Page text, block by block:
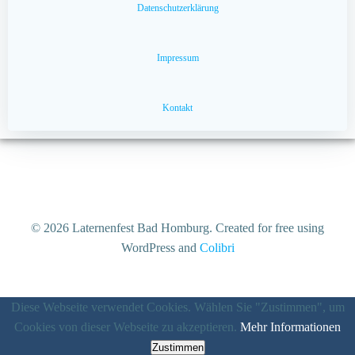
Datenschutzerklärung
Impressum
Kontakt
© 2026 Laternenfest Bad Homburg. Created for free using
WordPress and Colibri
Diese Webseite verwendet Cookies. Wählen Sie "Zustimmen", um
Cookies von dieser Webseite zu akzeptieren. Mehr Informationen
Zustimmen